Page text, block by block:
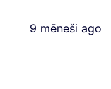
9 mēneši ago